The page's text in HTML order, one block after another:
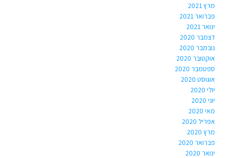
מרץ 2021
פברואר 2021
ינואר 2021
דצמבר 2020
נובמבר 2020
אוקטובר 2020
ספטמבר 2020
אוגוסט 2020
יולי 2020
יוני 2020
מאי 2020
אפריל 2020
מרץ 2020
פברואר 2020
ינואר 2020